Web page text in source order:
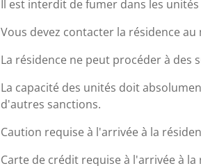
Il est interdit de fumer dans les
Vous devez contacter la résidence
La résidence ne peut procéder à des
La capacité des unités doit
d'autres sanctions.
Caution requise à l'arrivée à la
Carte de crédit requise à l'arrivée à la